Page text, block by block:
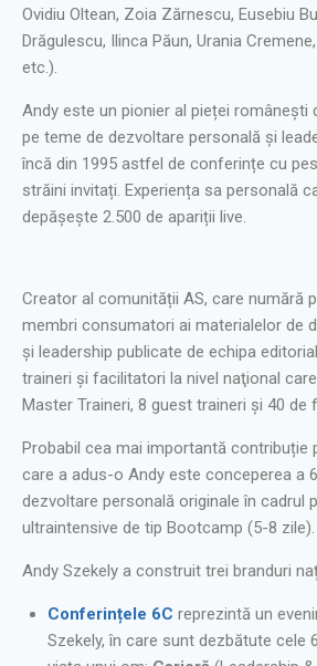
Ovidiu Oltean, Zoia Zărnescu, Eusebiu
Drăgulescu, Ilinca Păun, Urania
etc.).
Andy este un pionier al pieței româneşti
pe teme de dezvoltare personală și
încă din 1995 astfel de conferințe cu
străini invitați. Experiența sa personală
depășește 2.500 de apariții live.
Creator al comunității AS, care numără
membri consumatori ai materialelor de
și leadership publicate de echipa
traineri şi facilitatori la nivel naţional
Master Traineri, 8 guest traineri şi 40 de
Probabil cea mai importantă contribuție
care a adus-o Andy este conceperea a
dezvoltare personală originale în cadrul
ultraintensive de tip Bootcamp (5-8 zile).
Andy Szekely a construit trei branduri
Conferințele 6C reprezintă un
Szekely, în care sunt dezbătute cele